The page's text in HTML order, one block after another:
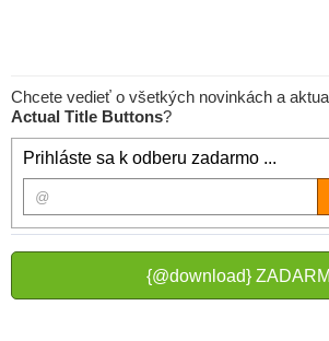
Chcete vedieť o všetkých novinkách a
Actual Title Buttons?
Prihláste sa k odberu zadarmo ...
{@download}